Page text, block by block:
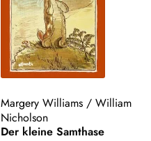
Margery Williams /William
Nicholson
Der kleine Samthase